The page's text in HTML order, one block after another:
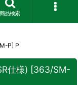
商品検索
P] P
仕様) [363/SM-